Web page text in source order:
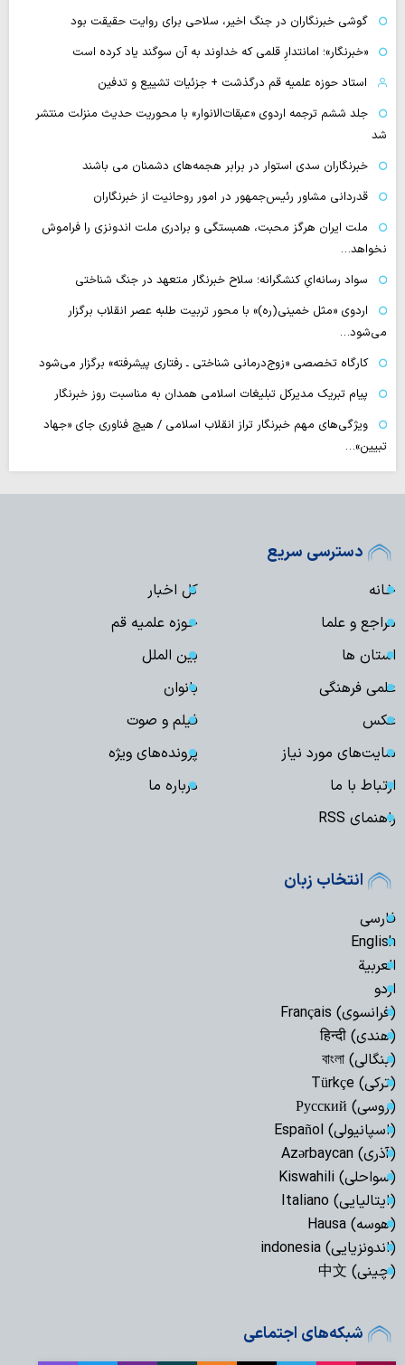
گوشی خبرنگاران در جنگ اخیر، سلاحی برای روایت حقیقت بود
«خبرنگار»؛ امانتدارِ قلمی که خداوند به آن سوگند یاد کرده است
استاد حوزه علمیه قم درگذشت + جزئیات تشییع و تدفین
جلد ششم ترجمه اردوی «عبقات‌الانوار» با محوریت حدیث منزلت منتشر
شد
خبرنگاران سدی استوار در برابر هجمه‌های دشمنان می باشند
قدردانی مشاور رئیس‌جمهور در امور روحانیت از خبرنگاران
ملت ایران هرگز محبت، همبستگی و برادری ملت اندونزی را فراموش
نخواهد…
سواد رسانه‌ایِ کنشگرانه؛ سلاح خبرنگار متعهد در جنگ شناختی
اردوی «مثل خمینی(ره)» با محور تربیت طلبه عصر انقلاب برگزار
می‌شود…
کارگاه تخصصی «زوج‌درمانی شناختی ـ رفتاری پیشرفته» برگزار می‌شود
پیام تبریک مدیرکل تبلیغات اسلامی همدان به مناسبت روز خبرنگار
ویژگی‌های مهم خبرنگار تراز انقلاب اسلامی / هیچ فناوری‌ جای «جهاد
تبیین»…
دسترسی سریع
خانه
کل اخبار
مراجع و علما
حوزه علمیه قم
استان ها
بین الملل
علمی فرهنگی
بانوان
عکس
فیلم و صوت
سایت‌های مورد نیاز
پرونده‌های ویژه
ارتباط با ما
درباره ما
راهنمای RSS
انتخاب زبان
فارسی
English
العربیة
اردو
(فرانسوی) Français
(هندی) हिन्दी
(بنگالی) বাংলা
(ترکی) Türkçe
(روسی) Русский
(اسپانیولی) Español
(آذری) Azərbaycan
(سواحلی) Kiswahili
(ایتالیایی) Italiano
(هوسه) Hausa
(اندونزیایی) indonesia
(چینی) 中文
شبکه‌های اجتماعی